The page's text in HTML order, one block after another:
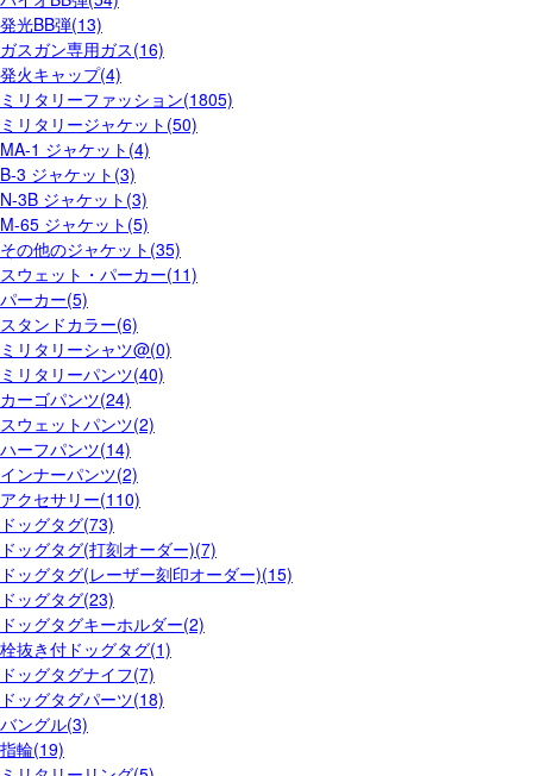
発光BB弾(13)
ガスガン専用ガス(16)
発火キャップ(4)
ミリタリーファッション(1805)
ミリタリージャケット(50)
MA-1 ジャケット(4)
B-3 ジャケット(3)
N-3B ジャケット(3)
M-65 ジャケット(5)
その他のジャケット(35)
スウェット・パーカー(11)
パーカー(5)
スタンドカラー(6)
ミリタリーシャツ@(0)
ミリタリーパンツ(40)
カーゴパンツ(24)
スウェットパンツ(2)
ハーフパンツ(14)
インナーパンツ(2)
アクセサリー(110)
ドッグタグ(73)
ドッグタグ(打刻オーダー)(7)
ドッグタグ(レーザー刻印オーダー)(15)
ドッグタグ(23)
ドッグタグキーホルダー(2)
栓抜き付ドッグタグ(1)
ドッグタグナイフ(7)
ドッグタグパーツ(18)
バングル(3)
指輪(19)